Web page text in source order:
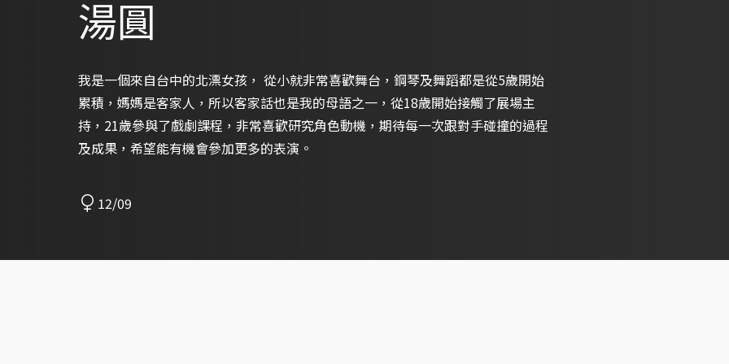
湯圓
我是一個來自台中的北漂女孩， 從小就非常喜歡舞台，鋼琴及舞蹈都是從5歲開始
累積，媽媽是客家人，所以客家話也是我的母語之一，從18歲開始接觸了展場主
持，21歲參與了戲劇課程，非常喜歡研究角色動機，期待每一次跟對手碰撞的過程
及成果，希望能有機會參加更多的表演。
12/09